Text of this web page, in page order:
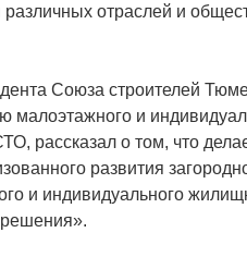
отраслей и
Союза строителей
малоэтажного и
рассказал о том, что
развития
и индивидуального
решения».